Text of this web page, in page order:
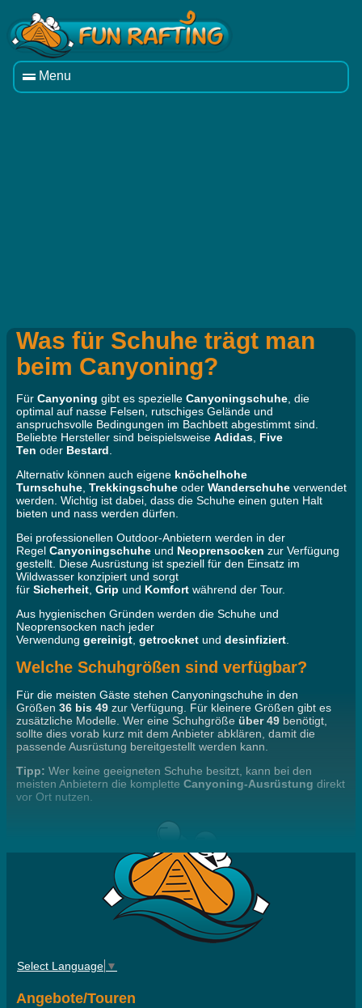
Menu
Was für Schuhe trägt man
beim Canyoning?
Für Canyoning gibt es spezielle Canyoningschuhe , die
optimal auf nasse Felsen, rutschiges Gelände und
anspruchsvolle Bedingungen im Bachbett abgestimmt sind.
Beliebte Hersteller sind beispielsweise Adidas Five
Ten oder Bestard
Alternativ können auch eigene knöchelhohe
Turnschuhe Trekkingschuhe oder Wanderschuhe verwendet
werden. Wichtig ist dabei, dass die Schuhe einen guten Halt
bieten und nass werden dürfen.
Bei professionellen Outdoor-Anbietern werden in der
Regel Canyoningschuhe und Neoprensocken zur Verfügung
gestellt. Diese Ausrüstung ist speziell für den Einsatz im
Wildwasser konzipiert und sorgt
für Sicherheit Grip und Komfort während der Tour.
Aus hygienischen Gründen werden die Schuhe und
Neoprensocken nach jeder
Verwendung gereinigt getrocknet und desinfiziert
Welche Schuhgrößen sind verfügbar?
Für die meisten Gäste stehen Canyoningschuhe in den
Größen 36 bis 49 zur Verfügung. Für kleinere Größen gibt es
zusätzliche Modelle. Wer eine Schuhgröße über 49 benötigt,
sollte dies vorab kurz mit dem Anbieter abklären, damit die
passende Ausrüstung bereitgestellt werden kann.
Tipp: Wer keine geeigneten Schuhe besitzt, kann bei den
meisten Anbietern die komplette Canyoning-Ausrüstung direkt
vor Ort nutzen.
Select Language ▼
Angebote/Touren